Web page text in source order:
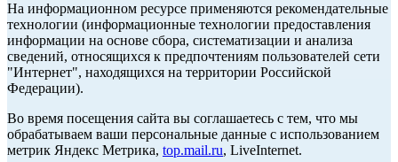
На информационном ресурсе применяются рекомендательные
технологии (информационные технологии предоставления
информации на основе сбора, систематизации и анализа
сведений, относящихся к предпочтениям пользователей сети
"Интернет", находящихся на территории Российской
Федерации).
Во время посещения сайта вы соглашаетесь с тем, что мы
обрабатываем ваши персональные данные с использованием
метрик Яндекс Метрика, top.mail.ru, LiveInternet.